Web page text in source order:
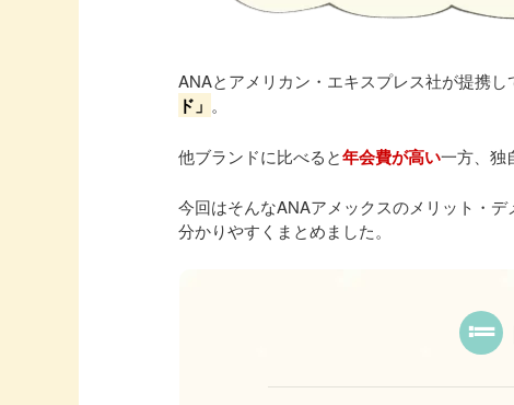
ANAとアメリカン・エキスプレス社が提携し
ド」 。
他ブランドに比べると年会費が高い一方、独
今回はそんなANAアメックスのメリット・
分かりやすくまとめました。